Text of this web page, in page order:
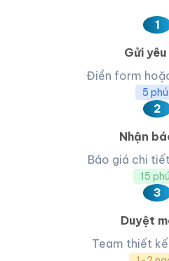
1
Gửi
Điền form
5
2
Nhận
Báo giá chi
15
3
Duyệt
Team thiết